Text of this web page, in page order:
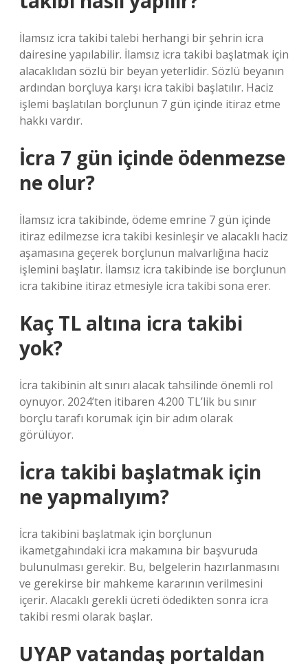
İlamsız icra takibi talebi herhangi bir şehrin icra
dairesine yapılabilir. İlamsız icra takibi başlatmak için
alacaklıdan sözlü bir beyan yeterlidir. Sözlü beyanın
ardından borçluya karşı icra takibi başlatılır. Haciz
işlemi başlatılan borçlunun 7 gün içinde itiraz etme
hakkı vardır.
İcra 7 gün içinde ödenmezse
ne olur?
İlamsız icra takibinde, ödeme emrine 7 gün içinde
itiraz edilmezse icra takibi kesinleşir ve alacaklı haciz
aşamasına geçerek borçlunun malvarlığına haciz
işlemini başlatır. İlamsız icra takibinde ise borçlunun
icra takibine itiraz etmesiyle icra takibi sona erer.
Kaç TL altına icra takibi
yok?
İcra takibinin alt sınırı alacak tahsilinde önemli rol
oynuyor. 2024’ten itibaren 4.200 TL’lik bu sınır
borçlu tarafı korumak için bir adım olarak
görülüyor.
İcra takibi başlatmak için
ne yapmalıyım?
İcra takibini başlatmak için borçlunun
ikametgahındaki icra makamına bir başvuruda
bulunulması gerekir. Bu, belgelerin hazırlanmasını
ve gerekirse bir mahkeme kararının verilmesini
içerir. Alacaklı gerekli ücreti ödedikten sonra icra
takibi resmi olarak başlar.
UYAP vatandaş portaldan